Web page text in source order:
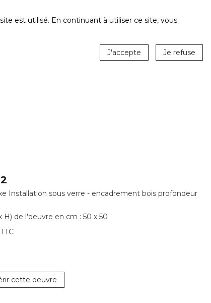
est utilisé. En continuant à utiliser ce site, vous
J'accepte Je refuse
Installation sous verre - encadrement bois profondeur
H) de l'oeuvre en cm : 50 x 50
cette oeuvre